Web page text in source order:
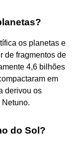
os planetas e
de fragmentos de
4,6 bilhões
em
derivou os
Netuno.
do Sol?